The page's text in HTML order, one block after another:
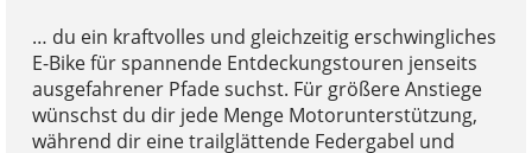
… du ein kraftvolles und gleichzeitig erschwingliches
E-Bike für spannende Entdeckungstouren jenseits
ausgefahrener Pfade suchst. Für größere Anstiege
wünschst du dir jede Menge Motorunterstützung,
während dir eine trailglättende Federgabel und